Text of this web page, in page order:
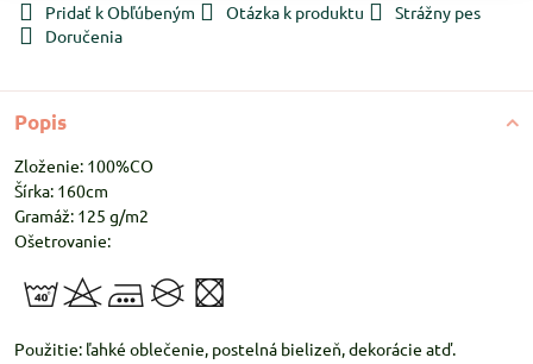
Pridať k Obľúbeným Otázka k produktu
Strážny pes
Doručenia
Popis
Zloženie: 100%CO
Šírka: 160cm
Gramáž: 125 g/m2
Ošetrovanie:
Použitie: ľahké oblečenie, postelná bielizeň, dekorácie atď.